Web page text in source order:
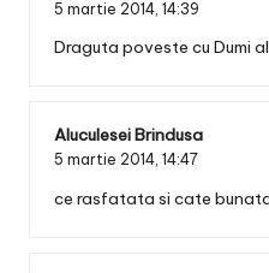
5 martie 2014, 14:39
Draguta poveste cu Dumi
Aluculesei Brindusa
5 martie 2014, 14:47
ce rasfatata si cate